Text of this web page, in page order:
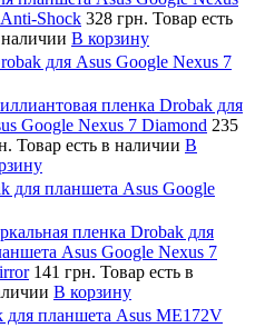
Shock 328 грн. Товар есть
В корзину
для Asus Google Nexus 7
пленка Drobak для
Google Nexus 7 Diamond 235
Товар есть в наличии В
для планшета Asus Google
пленка Drobak для
Asus Google Nexus 7
141 грн. Товар есть в
В корзину
для планшета Asus ME172V